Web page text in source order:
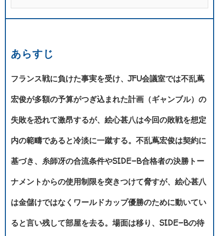
あらすじ
フランス戦に負けた事実を受け、JFU会議室では不乱蔦
宏俊が多額の予算がつぎ込まれた計画（ギャンブル）の
失敗を恐れて激昂するが、絵心甚八は今回の敗戦を想定
内の範疇であると冷淡に一蹴する。不乱蔦宏俊は契約に
基づき、糸師冴の合流条件やSIDE-B合格者の決勝トー
ナメントからの使用制限を突きつけて脅すが、絵心甚八
は金儲けではなくワールドカップ優勝のために動いてい
ると言い残して部屋を去る。場面は移り、SIDE-Bの待